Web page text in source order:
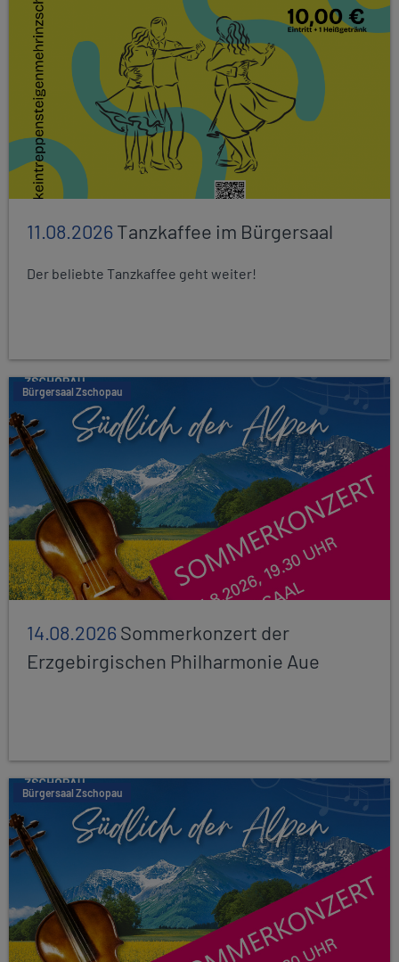
11.08.2026Tanzkaffee im Bürgersaal
Der beliebte Tanzkaffee geht weiter!
Bürgersaal Zschopau
14.08.2026Sommerkonzert der
Erzgebirgischen Philharmonie Aue
Bürgersaal Zschopau